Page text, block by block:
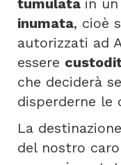
tumulata in
inumata, cioè
autorizzati ad
essere
che deciderà
disperderne le
La
del nostro